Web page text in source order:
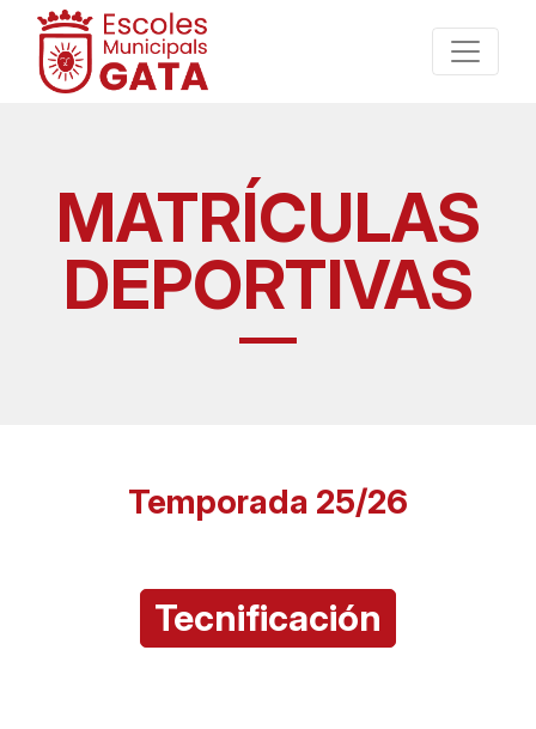
MATRÍCULAS
DEPORTIVAS
Temporada 25/26
Tecnificación